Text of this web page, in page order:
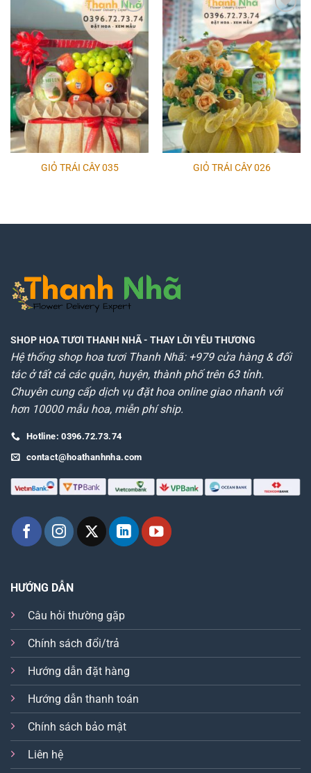
Add to
wishlist
GIỎ TRÁI CÂY 035
Add to
wishlist
GIỎ TRÁI CÂY 026
SHOP HOA TƯƠI THANH NHÃ- THAY LỜI YÊU THƯƠNG
Hệ thống shop hoa tươi Thanh Nhã: +979 cửa hàng & đối
tác ở tất cả các quận, huyện, thành phố trên 63 tỉnh.
Chuyên cung cấp dịch vụ đặt hoa online giao nhanh với
hơn 10000 mẫu hoa, miễn phí ship.
Hotline: 0396.72.73.74
contact@hoathanhnha.com
HƯỚNG DẪN
Câu hỏi thường gặp
Chính sách đổi/trả
Hướng dẫn đặt hàng
Hướng dẫn thanh toán
Chính sách bảo mật
Liên hệ